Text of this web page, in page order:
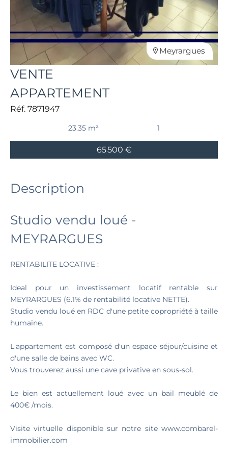
Meyrargues
VENTE
APPARTEMENT
Réf. 7871947
23.35 m² 1
65 500 €
Description
Studio vendu loué -
MEYRARGUES
RENTABILITE LOCATIVE :
Ideal pour un investissement locatif rentable sur
MEYRARGUES (6.1% de rentabilité locative NETTE).
Studio vendu loué en RDC d'une petite copropriété à taille
humaine.
L'appartement est composé d'un espace séjour/cuisine et
d'une salle de bains avec WC.
Vous trouverez aussi une cave privative en sous-sol.
Le bien est actuellement loué avec un bail meublé de
400€ /mois.
Visite virtuelle disponible sur notre site www.combarel-
immobilier.com